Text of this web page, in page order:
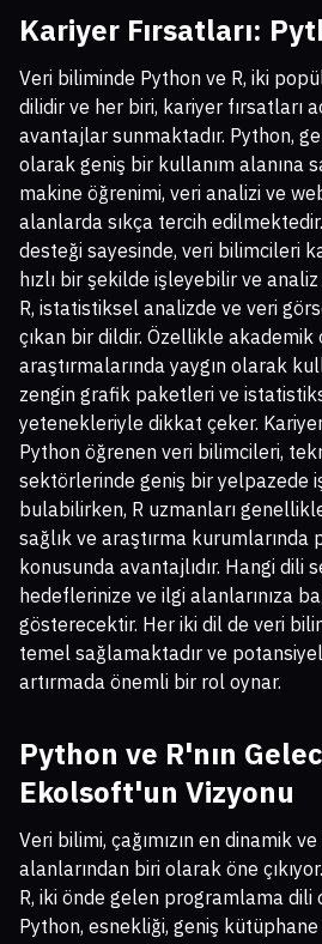
Kariyer Fırsatları:
Veri biliminde Python ve R, iki
dilidir ve her biri, kariyer fırsatları
avantajlar sunmaktadır. Python,
olarak geniş bir kullanım alanına
makine öğrenimi, veri analizi ve
alanlarda sıkça tercih
desteği sayesinde, veri bilimcileri
hızlı bir şekilde işleyebilir ve
R, istatistiksel analizde ve veri
çıkan bir dildir. Özellikle akademik
araştırmalarında yaygın olarak
zengin grafik paketleri ve
yetenekleriyle dikkat çeker. Kariyer
Python öğrenen veri bilimcileri,
sektörlerinde geniş bir yelpazede
bulabilirken, R uzmanları
sağlık ve araştırma
konusunda avantajlıdır. Hangi dili
hedeflerinize ve ilgi alanlarınıza
gösterecektir. Her iki dil de veri
temel sağlamaktadır ve potansiyel
artırmada önemli bir rol oynar.
Python ve R'nın
Ekolsoft'un Vizyonu
Veri bilimi, çağımızın en dinamik
alanlarından biri olarak öne
R, iki önde gelen programlama
Python, esnekliği, geniş